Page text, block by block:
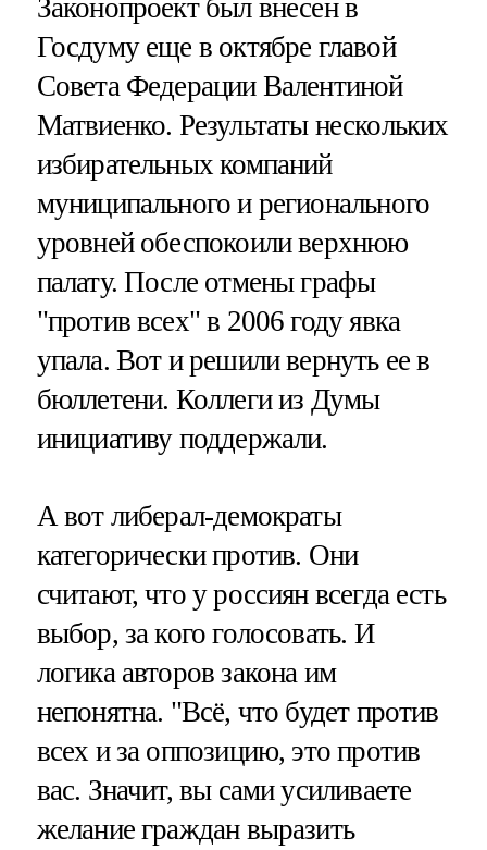
Законопроект был внесен в
Госдуму еще в октябре главой
Совета Федерации Валентиной
Матвиенко. Результаты нескольких
избирательных компаний
муниципального и регионального
уровней обеспокоили верхнюю
палату. После отмены графы
"против всех" в 2006 году явка
упала. Вот и решили вернуть ее в
бюллетени. Коллеги из Думы
инициативу поддержали.
А вот либерал-демократы
категорически против. Они
считают, что у россиян всегда есть
выбор, за кого голосовать. И
логика авторов закона им
непонятна. "Всё, что будет против
всех и за оппозицию, это против
вас. Значит, вы сами усиливаете
желание граждан выразить